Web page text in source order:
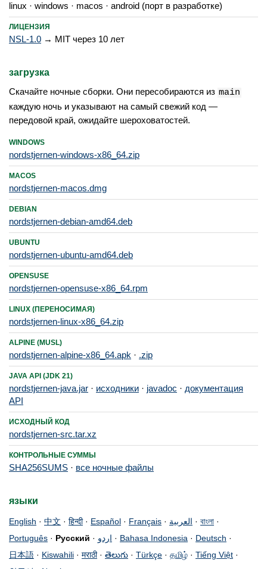
linux · windows · macos · android (порт в разработке)
ЛИЦЕНЗИЯ
NSL-1.0 → MIT через 10 лет
загрузка
Скачайте ночные сборки. Они пересобираются из main
каждую ночь и указывают на самый свежий код —
передовой край, ожидайте шероховатостей.
WINDOWS
nordstjernen-windows-x86_64.zip
MACOS
nordstjernen-macos.dmg
DEBIAN
nordstjernen-debian-amd64.deb
UBUNTU
nordstjernen-ubuntu-amd64.deb
OPENSUSE
nordstjernen-opensuse-x86_64.rpm
LINUX (ПЕРЕНОСИМАЯ)
nordstjernen-linux-x86_64.zip
ALPINE (MUSL)
nordstjernen-alpine-x86_64.apk · .zip
JAVA API (JDK 21)
nordstjernen-java.jar · исходники · javadoc · документация
API
ИСХОДНЫЙ КОД
nordstjernen-src.tar.xz
КОНТРОЛЬНЫЕ СУММЫ
SHA256SUMS · все ночные файлы
языки
English · 中文 · हिन्दी· Español · Français · العربية · বাংলা ·
Português · Русский · اردو · Bahasa Indonesia · Deutsch ·
日本語 · Kiswahili · मराठी· తెలుగు · Türkçe · தமிழ் · Tiếng Việt ·